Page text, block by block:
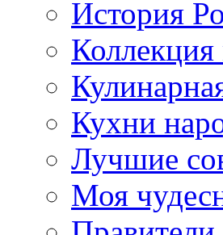
История
Кухни
Лучшие
Моя